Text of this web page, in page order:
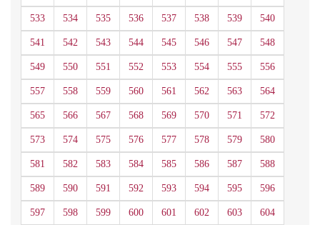
533 534 535 536 537 538 539 540
541 542 543 544 545 546 547 548
549 550 551 552 553 554 555 556
557 558 559 560 561 562 563 564
565 566 567 568 569 570 571 572
573 574 575 576 577 578 579 580
581 582 583 584 585 586 587 588
589 590 591 592 593 594 595 596
597 598 599 600 601 602 603 604